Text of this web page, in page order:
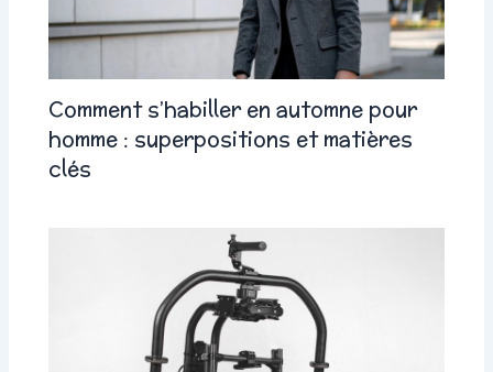
Comment s’habiller en automne pour
homme : superpositions et matières
clés